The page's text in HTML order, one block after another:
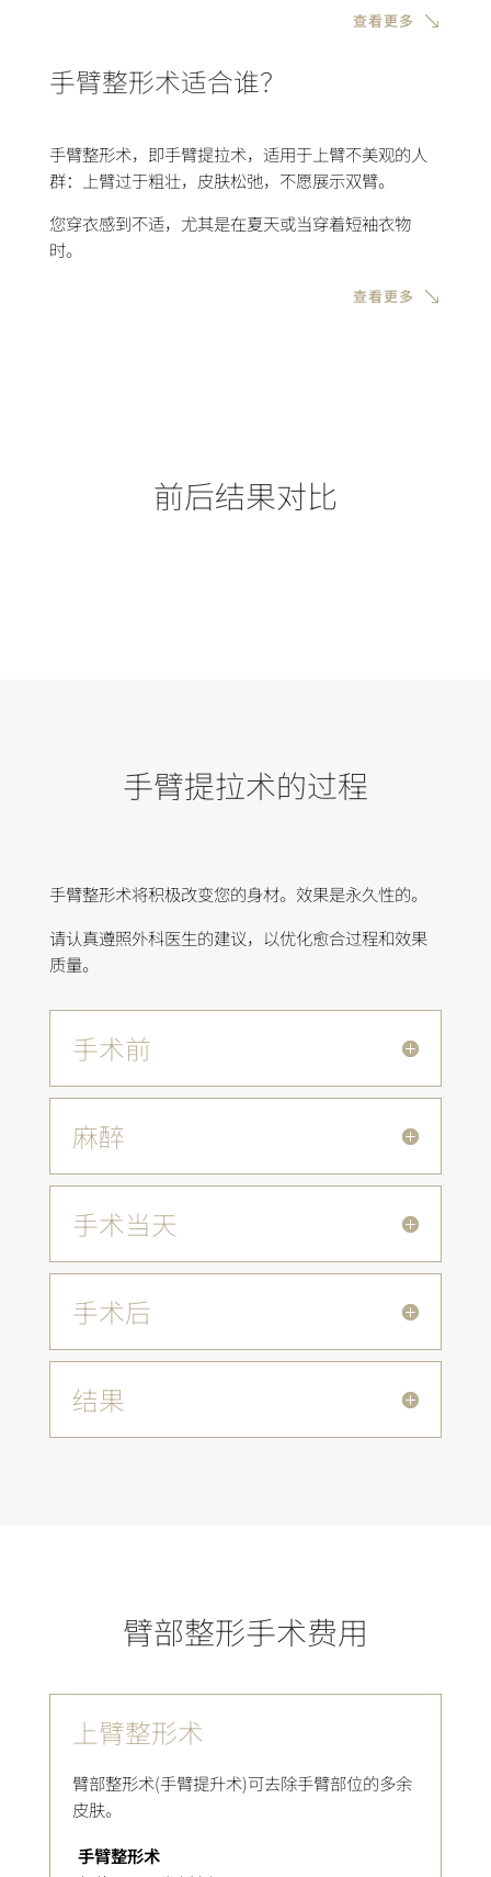
查看更多
手臂整形术适合谁？
手臂整形术，即手臂提拉术，适用于上臂不美观的人
群：上臂过于粗壮，皮肤松弛，不愿展示双臂。
您穿衣感到不适，尤其是在夏天或当穿着短袖衣物
时。
查看更多
前后结果对比
手臂提拉术的过程
手臂整形术将积极改变您的身材。 效果是永久性的。
请认真遵照外科医生的建议，以优化愈合过程和效果
质量。
手术前
麻醉
手术当天
手术后
结果
臂部整形手术费用
上臂整形术
臂部整形术(手臂提升术)可去除手臂部位的多余
皮肤。
手臂整形术